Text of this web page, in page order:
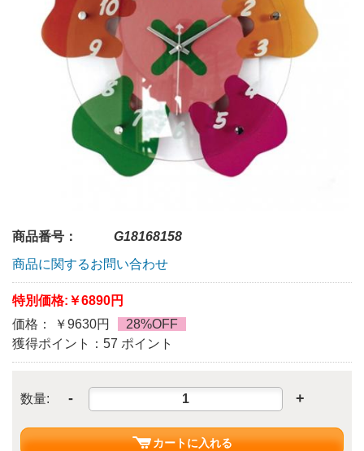
商品番号：
G18168158
商品に関するお問い合わせ
特別価格: ￥6890円
価格： ￥9630円
28%OFF
獲得ポイント：57 ポイント
数量: - +
カートに入れる